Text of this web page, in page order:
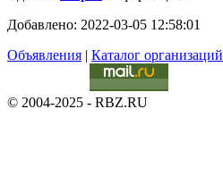
Добавлено: 2022-03-05 12:58:01
Объявления | Каталог организаций
© 2004-2025 - RBZ.RU